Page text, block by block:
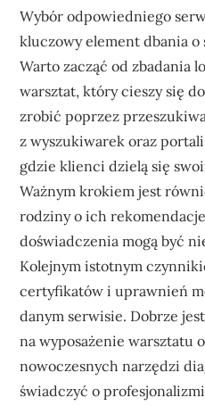
Wybór odpowiedniego
kluczowy element dbania
Warto zacząć od zbadania
warsztat, który cieszy się
zrobić poprzez
z wyszukiwarek oraz
gdzie klienci dzielą się
Ważnym krokiem jest
rodziny o ich
doświadczenia mogą być
Kolejnym istotnym
certyfikatów i uprawnień
danym serwisie. Dobrze
na wyposażenie warsztatu
nowoczesnych narzędzi
świadczyć o